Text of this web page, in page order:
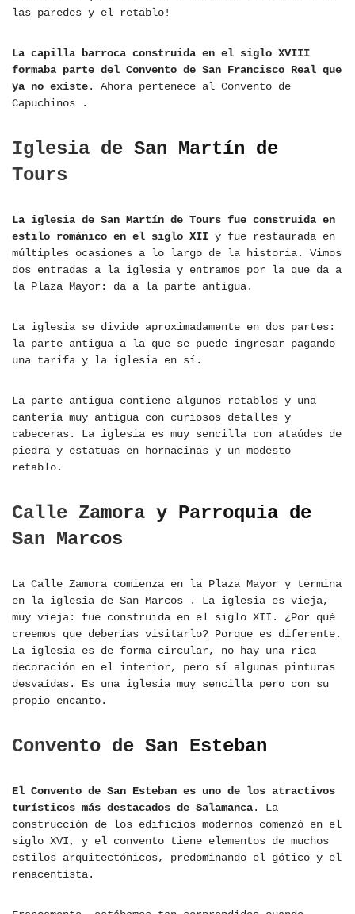
las paredes y el retablo!
La capilla barroca construida en el siglo XVIII
formaba parte del Convento de San Francisco Real que
ya no existe. Ahora pertenece al Convento de
Capuchinos .
Iglesia de San Martín de
Tours
La iglesia de San Martín de Tours fue construida en
estilo románico en el siglo XII y fue restaurada en
múltiples ocasiones a lo largo de la historia. Vimos
dos entradas a la iglesia y entramos por la que da a
la Plaza Mayor: da a la parte antigua.
La iglesia se divide aproximadamente en dos partes:
la parte antigua a la que se puede ingresar pagando
una tarifa y la iglesia en sí.
La parte antigua contiene algunos retablos y una
cantería muy antigua con curiosos detalles y
cabeceras. La iglesia es muy sencilla con ataúdes de
piedra y estatuas en hornacinas y un modesto
retablo.
Calle Zamora y Parroquia de
San Marcos
La Calle Zamora comienza en la Plaza Mayor y termina
en la iglesia de San Marcos . La iglesia es vieja,
muy vieja: fue construida en el siglo XII. ¿Por qué
creemos que deberías visitarlo? Porque es diferente.
La iglesia es de forma circular, no hay una rica
decoración en el interior, pero sí algunas pinturas
desvaídas. Es una iglesia muy sencilla pero con su
propio encanto.
Convento de San Esteban
El Convento de San Esteban es uno de los atractivos
turísticos más destacados de Salamanca. La
construcción de los edificios modernos comenzó en el
siglo XVI, y el convento tiene elementos de muchos
estilos arquitectónicos, predominando el gótico y el
renacentista.